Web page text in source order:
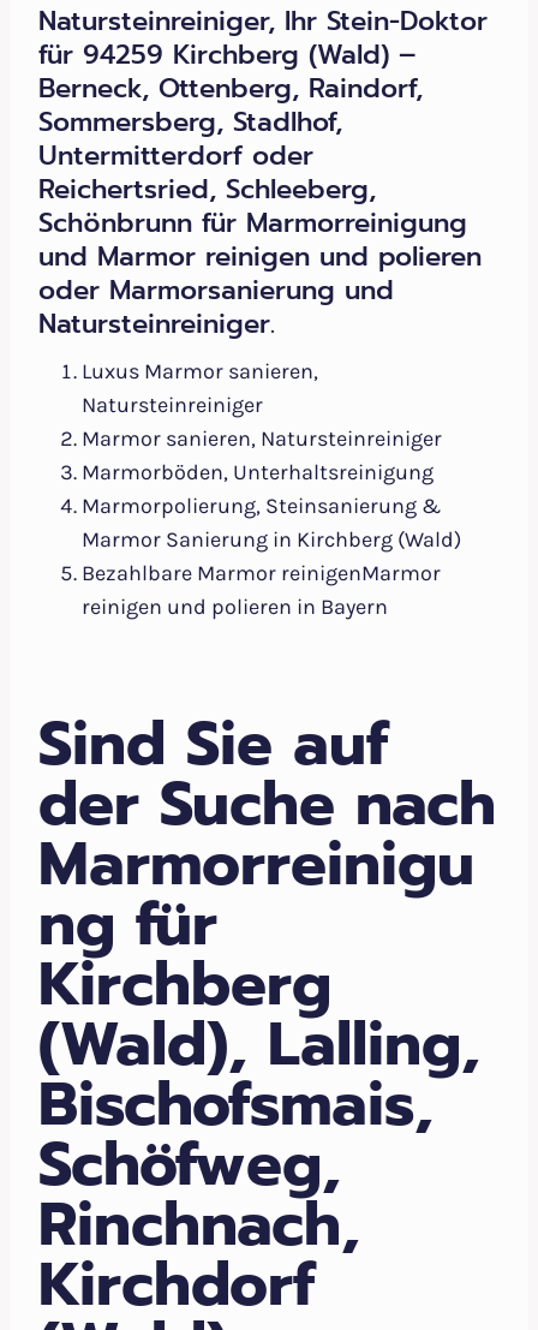
Natursteinreiniger, Ihr Stein-Doktor
für 94259 Kirchberg (Wald) –
Berneck, Ottenberg, Raindorf,
Sommersberg, Stadlhof,
Untermitterdorf oder
Reichertsried, Schleeberg,
Schönbrunn für Marmorreinigung
und Marmor reinigen und polieren
oder Marmorsanierung und
Natursteinreiniger.
Luxus Marmor sanieren,
Natursteinreiniger
Marmor sanieren, Natursteinreiniger
Marmorböden, Unterhaltsreinigung
Marmorpolierung, Steinsanierung &
Marmor Sanierung in Kirchberg (Wald)
Bezahlbare Marmor reinigenMarmor
reinigen und polieren in Bayern
Sind Sie auf
der Suche nach
Marmorreinigu
ng für
Kirchberg
(Wald), Lalling,
Bischofsmais,
Schöfweg,
Rinchnach,
Kirchdorf